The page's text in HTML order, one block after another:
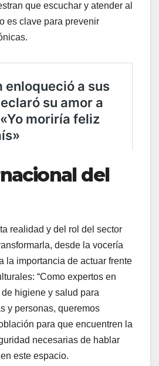
que escuchar y atender al
es clave para prevenir
del
realidad y del rol del sector
desde la vocería
la importancia de actuar frente
“Como expertos en
higiene y salud para
y personas, queremos
para que encuentren la
necesarias de hablar
este espacio.